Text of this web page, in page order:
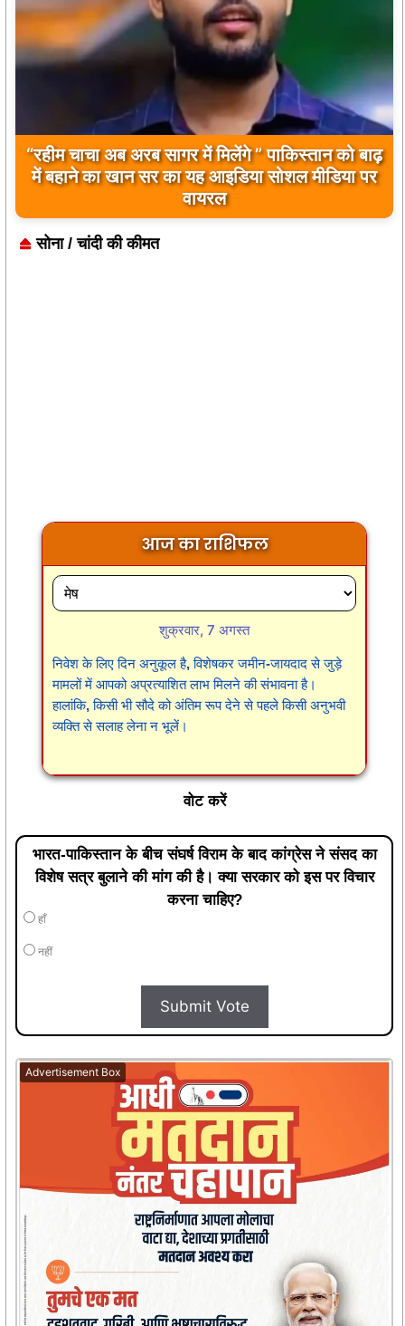
“रहीम चाचा अब अरब सागर में मिलेंगे ” पाकिस्तान को बाढ़
में बहाने का खान सर का यह आइडिया सोशल मीडिया पर
वायरल
सोना / चांदी की कीमत
आज का राशिफल
शुक्रवार, 7 अगस्त
निवेश के लिए दिन अनुकूल है, विशेषकर जमीन-जायदाद से जुड़े
मामलों में आपको अप्रत्याशित लाभ मिलने की संभावना है।
हालांकि, किसी भी सौदे को अंतिम रूप देने से पहले किसी अनुभवी
व्यक्ति से सलाह लेना न भूलें।
वोट करें
भारत-पाकिस्तान के बीच संघर्ष विराम के बाद कांग्रेस ने संसद का
विशेष सत्र बुलाने की मांग की है। क्या सरकार को इस पर विचार
करना चाहिए?
हाँ
नहीं
Submit Vote
Advertisement Box